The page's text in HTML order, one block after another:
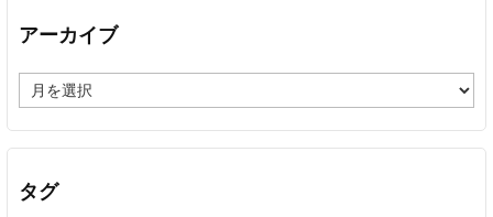
アーカイブ
ー
カ
イ
タグ